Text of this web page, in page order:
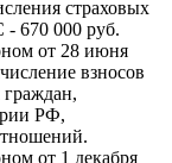
страховых
670 000 руб.
от 28 июня
взносов
РФ,
от 1 декабря